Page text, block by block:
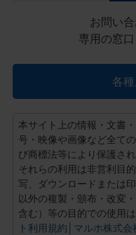
お問い
専用の窓
各
本サイト上の情報・文書
号・映像や画像など全て
び商標法等により保護され
それらの利用は非営利目
写、ダウンロードまたは
以外の複製・頒布・改変
含む）等の目的での使用
ト利用規約│マルホ株式会